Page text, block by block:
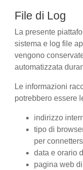
File di Log
La presente
sistema e log file
vengono
automatizzata
Le informazioni
potrebbero essere
indirizzo
tipo di
per
data e orario
pagina web